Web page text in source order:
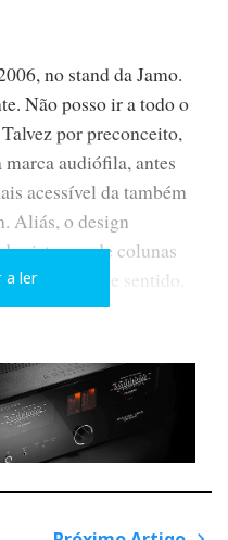
no stand da Jamo.
Não posso ir a todo o
por preconceito,
audiófila, antes
acessível da também
Aliás, o design
sistemas de colunas
nesse sentido.
R909 pudessem ter
aceitar como
me foram chegando
Águas apenas a título
vida, sem
secção Correio a
a ler